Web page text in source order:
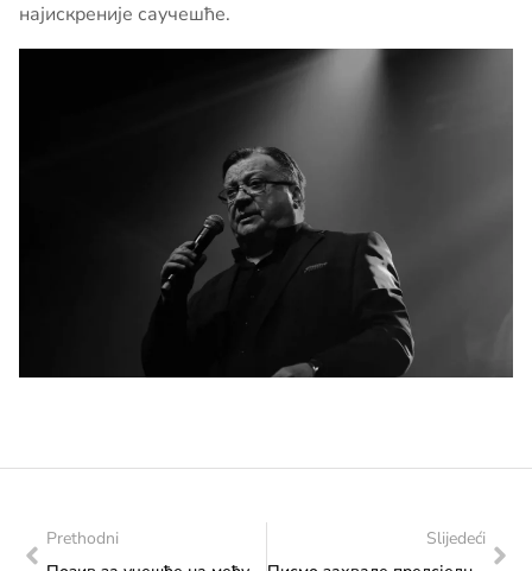
најискреније саучешће.
Prethodni
Slijedeći